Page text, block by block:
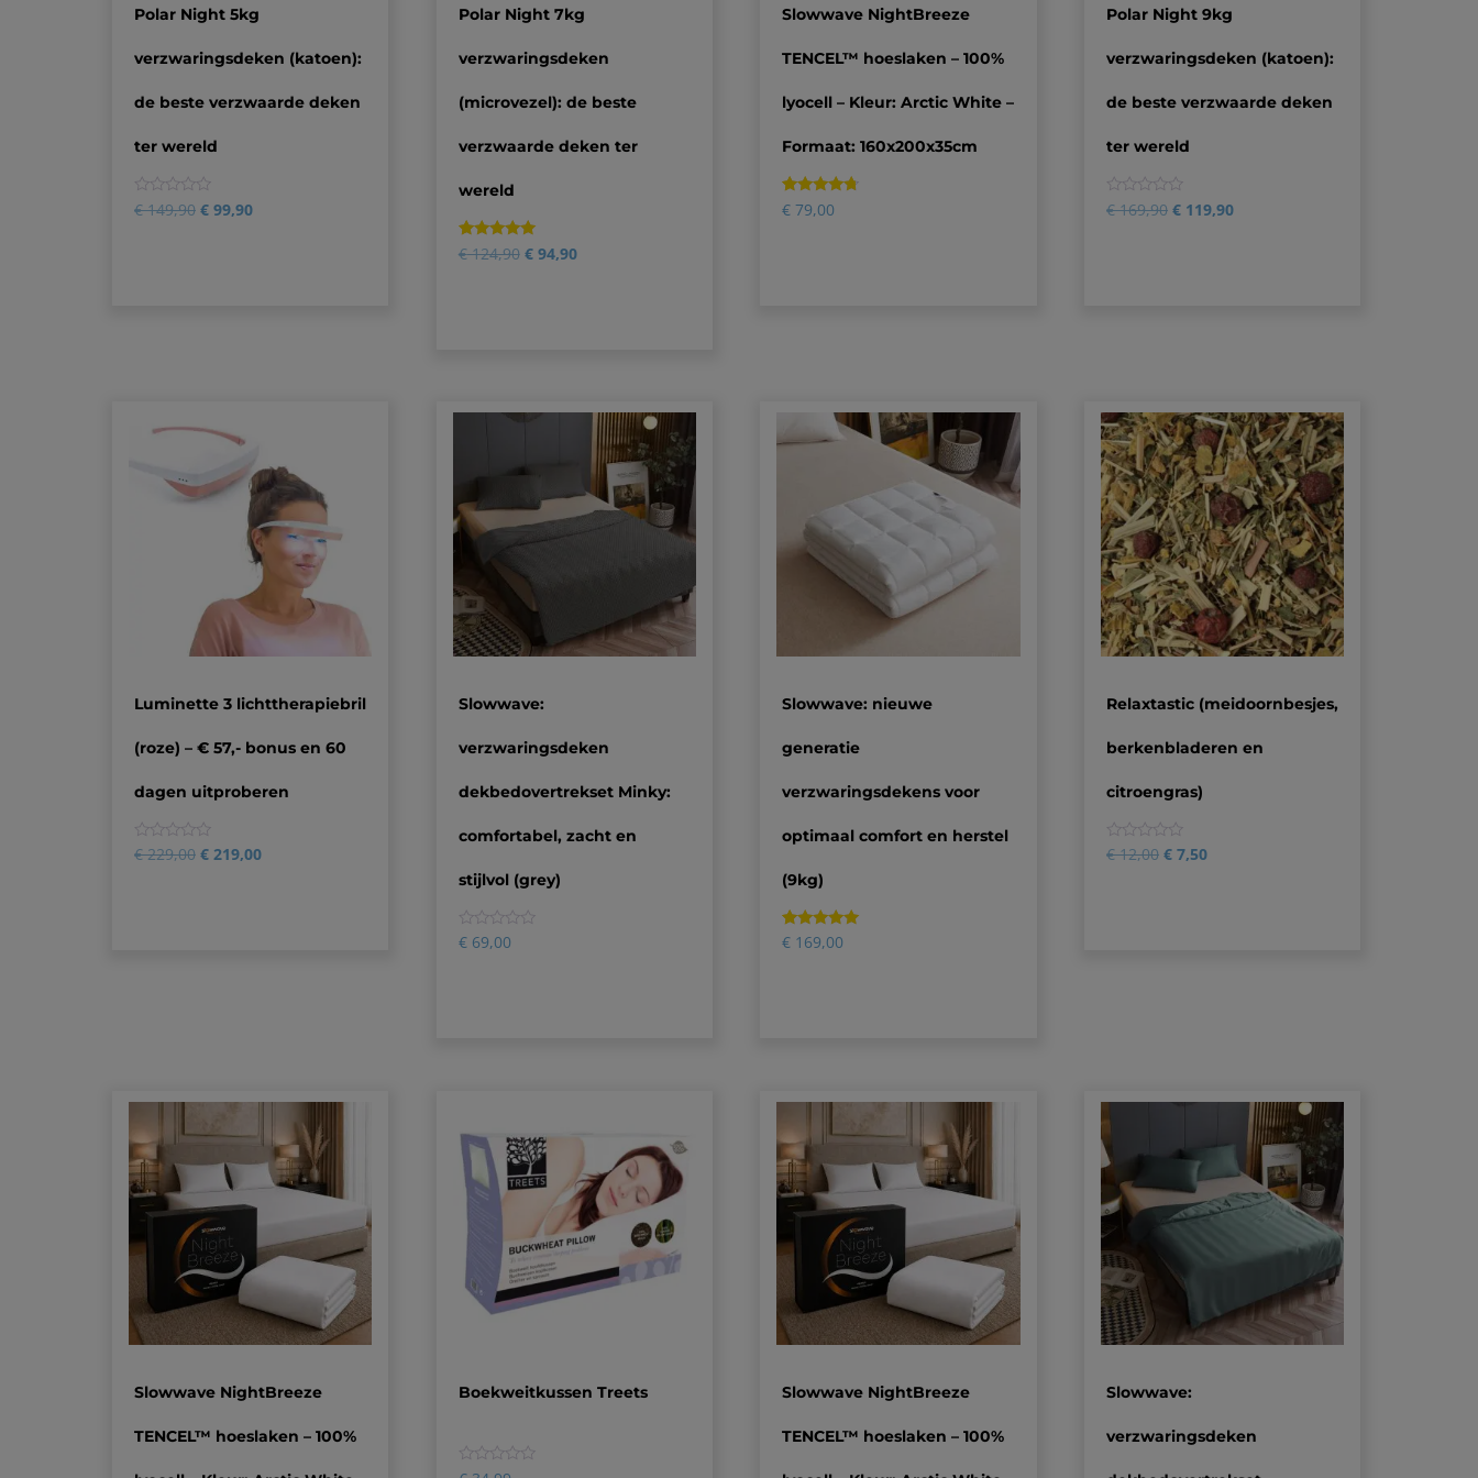
Polar Night 5kg
verzwaringsdeken (katoen):
de beste verzwaarde deken
ter wereld
0
€149,90 € 99,90
Polar Night 7kg
verzwaringsdeken
(microvezel): de beste
verzwaarde deken ter
wereld
Gewaardeerd
5.00
1
€124,90 €94,90
Slowwave NightBreeze
TENCEL™ hoeslaken – 100%
lyocell – Kleur: Arctic White –
Formaat: 160x200x35cm
Gewaardeerd
4.50
2
€ 79,00
Polar Night 9kg
verzwaringsdeken (katoen):
de beste verzwaarde deken
ter wereld
0
€169,90 € 119,90
Luminette 3 lichttherapiebril
(roze) – € 57,- bonus en 60
dagen uitproberen
0
€229,00 € 219,00
Slowwave:
verzwaringsdeken
dekbedovertrekset Minky:
comfortabel, zacht en
stijlvol (grey)
0
€69,00
Slowwave: nieuwe
generatie
verzwaringsdekens voor
optimaal comfort en herstel
(9kg)
Gewaardeerd
5.00
1
€ 169,00
Relaxtastic (meidoornbesjes,
berkenbladeren en
citroengras)
0
€12,00 € 7,50
Slowwave NightBreeze
TENCEL™ hoeslaken – 100%
Boekweitkussen Treets
0
Slowwave NightBreeze
TENCEL™ hoeslaken – 100%
Slowwave:
verzwaringsdeken